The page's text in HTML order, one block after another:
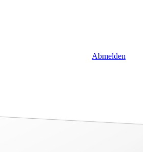
Abmelden